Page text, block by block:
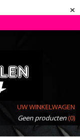
×
UW WINKELWAGEN
Geen producten(0)